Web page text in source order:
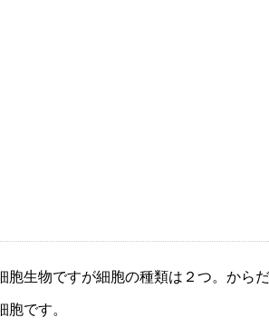
胞生物ですが細胞の種類は２つ。から
胞です。